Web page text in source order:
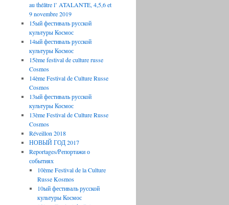
au théâtre l’ ATALANTE, 4,5,6 et
9 novembre 2019
15ый фестиваль русской
культуры Космос
14ый фестиваль русской
культуры Космос
15ème festival de culture russe
Cosmos
14ème Festival de Culture Russe
Cosmos
13ый фестиваль русской
культуры Космос
13ème Festival de Culture Russe
Cosmos
Réveillon 2018
НОВЫЙ ГОД 2017
Reportages/Репортажи о
событиях
10ème Festival de la Culture
Russe Kosmos
10ый фестиваль русской
культуры Космос